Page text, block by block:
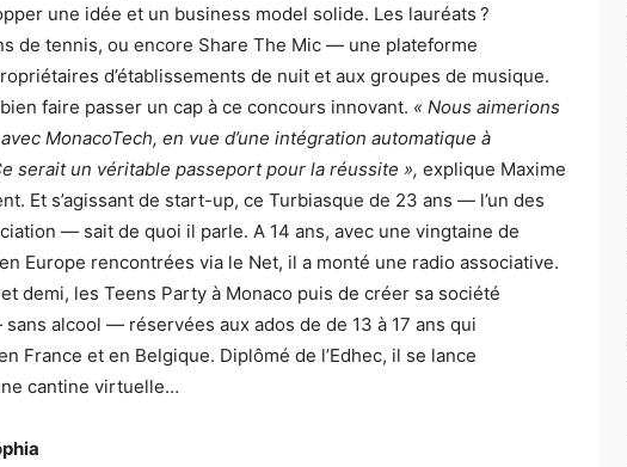
une idée et un business model solide. Les lauréats ?
de tennis, ou encore Share The Mic — une plateforme
d’établissements de nuit et aux groupes de musique.
faire passer un cap à ce concours innovant. « Nous aimerions
MonacoTech, en vue d’une intégration automatique à
serait un véritable passeport pour la réussite », explique Maxime
Et s’agissant de start-up, ce Turbiasque de 23 ans — l’un des
— sait de quoi il parle. A 14 ans, avec une vingtaine de
Europe rencontrées via le Net, il a monté une radio associative.
demi, les Teens Party à Monaco puis de créer sa société
alcool — réservées aux ados de de 13 à 17 ans qui
France et en Belgique. Diplômé de l’Edhec, il se lance
cantine virtuelle…